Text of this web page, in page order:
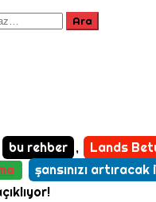
bu rehber , Lands
şansınızı